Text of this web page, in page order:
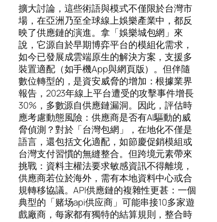
擴大討論，這些術語與模式不僅限於台灣市
場，在亞洲乃至全球線上娛樂產業中，都反
映了供應鏈的演進。拿「娛樂城包網」來
說，它源自於早期博弈平台的模組化需求，
如今已發展成雲端原生的解決方案，支援多
裝置適配（如手機App與網頁版）。但伴隨
數位轉型的，是資安威脅的增加：根據業界
報告，2023年線上平台遭受的攻擊事件增長
30%，多數源自供應鏈漏洞。因此，評估時
應考慮動態風險：供應商是否有AI驅動的威
脅偵測？對於「台灣包網」，在地化不僅是
語言，還包括文化適配，如節慶促銷模組或
台灣支付習慣的無縫整合。但跨境元素帶來
挑戰：資料主權法要求敏感資訊不得離境，
供應商若位於海外，需有本地資料中心或合
規轉移協議。API供應鏈的複雜性更甚：一個
典型的「赌场api供应商」可能串接10多家遊
戲廠商，每家都有獨特的結算規則，整合時